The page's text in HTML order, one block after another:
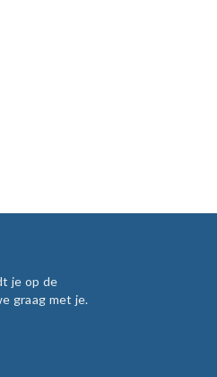
je op de
graag met je.